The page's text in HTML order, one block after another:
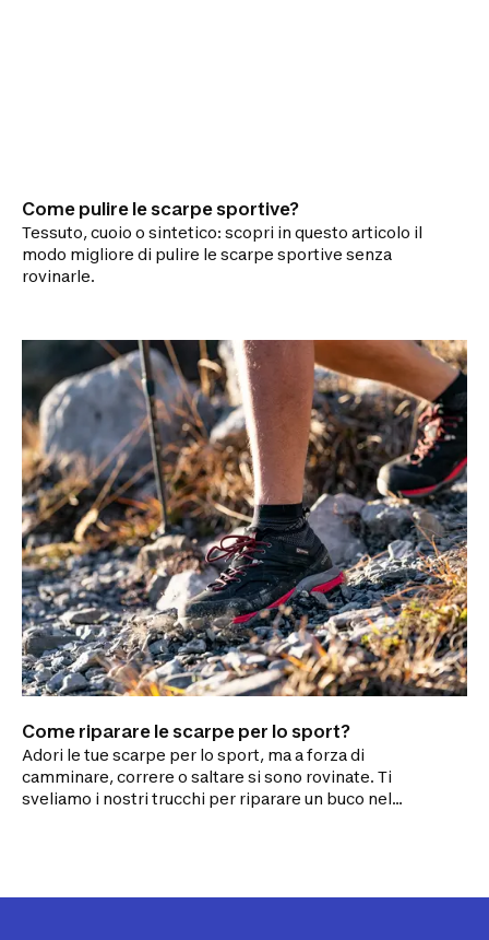
Come pulire le scarpe sportive?
Tessuto, cuoio o sintetico: scopri in questo articolo il
modo migliore di pulire le scarpe sportive senza
rovinarle.
Come riparare le scarpe per lo sport?
Adori le tue scarpe per lo sport, ma a forza di
camminare, correre o saltare si sono rovinate. Ti
sveliamo i nostri trucchi per riparare un buco nel